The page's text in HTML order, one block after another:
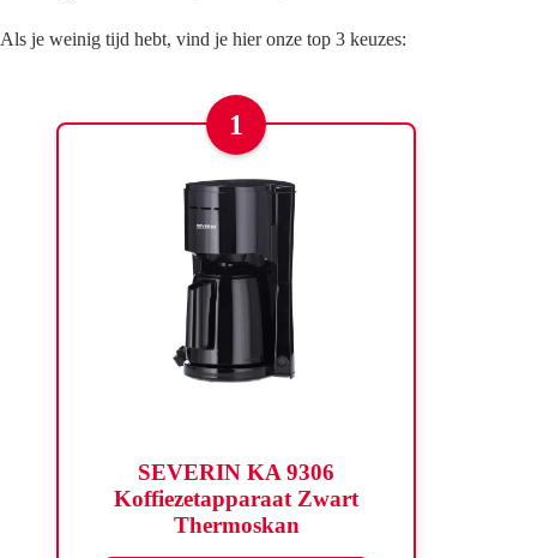
Als je weinig tijd hebt, vind je hier onze top 3 keuzes:
1
SEVERIN KA 9306
Koffiezetapparaat Zwart
Thermoskan